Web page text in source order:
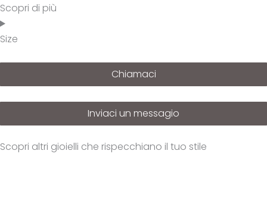
Scopri di più
Size
Chiamaci
Inviaci un messagio
Scopri altri gioielli che rispecchiano il tuo stile